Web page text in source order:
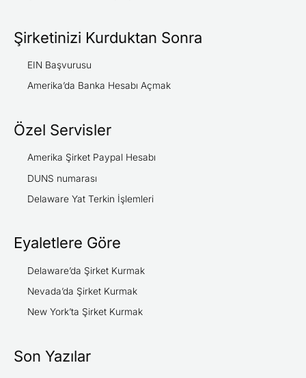
Şirketinizi Kurduktan Sonra
EIN Başvurusu
Amerika’da Banka Hesabı Açmak
Özel Servisler
Amerika Şirket Paypal Hesabı
DUNS numarası
Delaware Yat Terkin İşlemleri
Eyaletlere Göre
Delaware’da Şirket Kurmak
Nevada’da Şirket Kurmak
New York’ta Şirket Kurmak
Son Yazılar